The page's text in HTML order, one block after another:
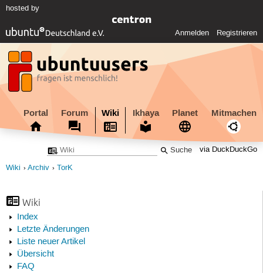
hosted by
Anmelden Registrieren
Portal Forum Wiki Ikhaya Planet Mitmachen
via DuckDuckGo
Wiki Archiv TorK
Wiki
Index
Letzte Änderungen
Liste neuer Artikel
Übersicht
FAQ